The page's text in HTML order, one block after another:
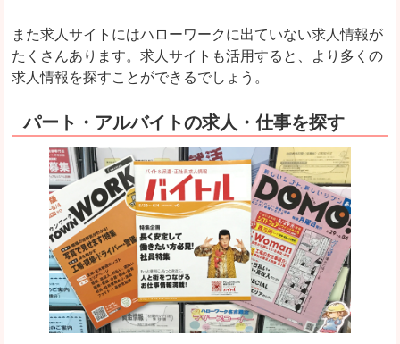
また求人サイトにはハローワークに出ていない求人情報が
たくさんあります。求人サイトも活用すると、より多くの
求人情報を探すことができるでしょう。
パート・アルバイトの求人・仕事を探す